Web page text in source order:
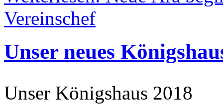
Vereinschef
Unser neues
Unser Königshaus 2018